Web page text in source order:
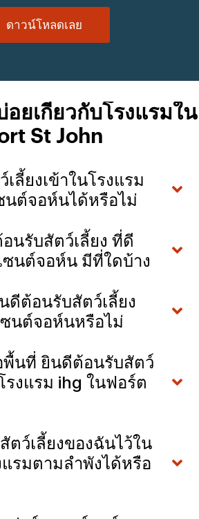
ดาวน์โหลดเลย
ยเกี่ยวกับโรงแรมใน
St John
ลี้ยงเข้าในโรงแรม
นต์จอห์นได้หรือไม่
นรับสัตว์เลี้ยง ที่ดี
นต์จอห์น มีที่ใดบ้าง
ดีต้อนรับสัตว์เลี้ยง
ซนต์จอห์นหรือไม่
นที่ ยินดีต้อนรับสัตว์
รงแรม ihg ในฟอร์ต
ตว์เลี้ยงของฉันไว้ใน
รมตามลำพังได้หรือ